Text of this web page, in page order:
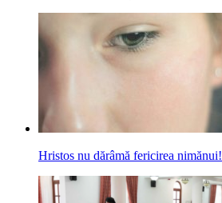
Hristos nu dărâmă fericirea nimănui!